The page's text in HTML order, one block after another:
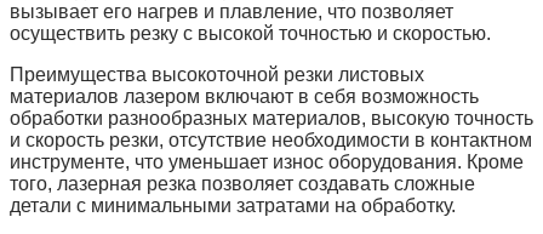
вызывает его нагрев и плавление, что позволяет
осуществить резку с высокой точностью и скоростью.
Преимущества высокоточной резки листовых
материалов лазером включают в себя возможность
обработки разнообразных материалов, высокую точность
и скорость резки, отсутствие необходимости в контактном
инструменте, что уменьшает износ оборудования. Кроме
того, лазерная резка позволяет создавать сложные
детали с минимальными затратами на обработку.